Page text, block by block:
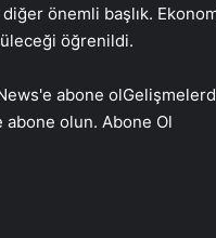
önemli başlık.
öğrenildi.
abone olun. Abone Ol